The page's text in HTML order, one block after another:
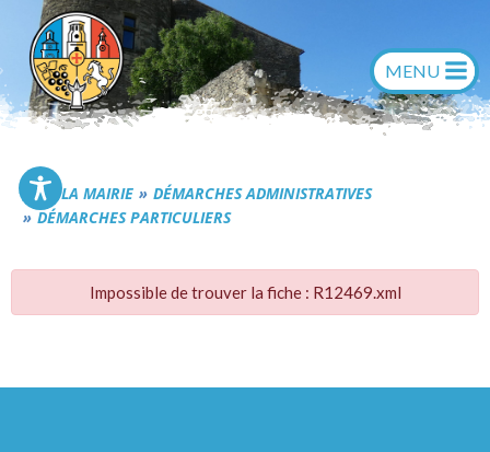
contenu
Commune de Générac
LA MAIRIE
DÉMARCHES ADMINISTRATIVES
DÉMARCHES PARTICULIERS
Impossible de trouver la fiche : R12469.xml